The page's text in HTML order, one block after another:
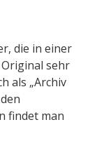
die in einer
sehr
als „Archiv
findet man